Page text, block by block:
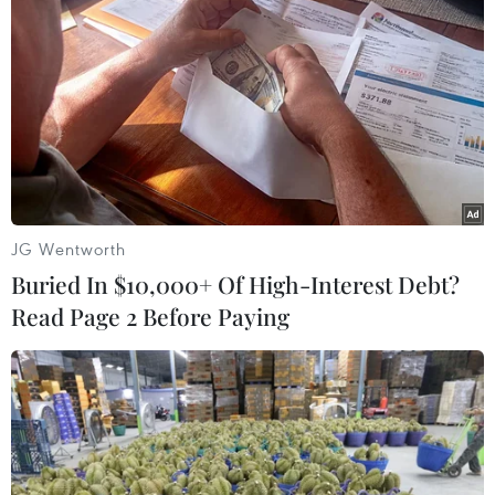
biến tích cực tại Trung Đông
05/08/2026 23:27
Chứng khoán châu Á đồng loạt tăng
nhờ đà hồi phục của cổ phiếu công
nghệ
05/08/2026 11:00
Thị trường IPO Đông Nam Á nửa đầu
năm 2026: Giá trị tăng, số lượng giảm
05/08/2026 10:07
Doanh thu hậu IPO tăng vọt, cổ
phiếu SpaceX vẫn rớt giá do "đốt
JG Wentworth
Buried In $10,000+ Of High-Interest Debt?
Read Page 2 Before Paying